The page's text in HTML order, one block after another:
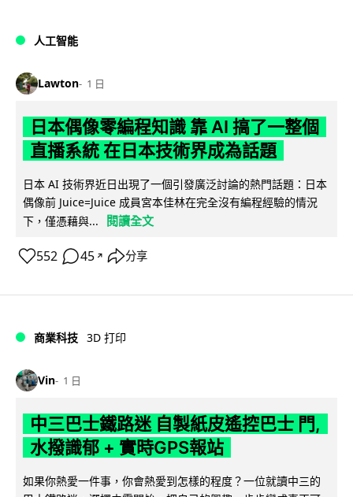
人工智能
Lawton 1 日
日本偶像零編程知識 靠 AI 搞了一整個
直播系統 在日本技術界成為話題
日本 AI 技術界近日出現了一個引發廣泛討論的熱門話題：日本
偶像前 Juice=Juice 成員宮本佳林在完全沒有編程經驗的情況
下，僅憑藉與...
閱讀全文
552 45 ↗ 分享
商業科技 3D 打印
Vin 1 日
中三巴士鐵路迷 自製紙皮遙控巴士 門,
水撥識郁 + 實時GPS報站
如果你熱愛一件事，你會熱愛到怎樣的程度？一位就讀中三的